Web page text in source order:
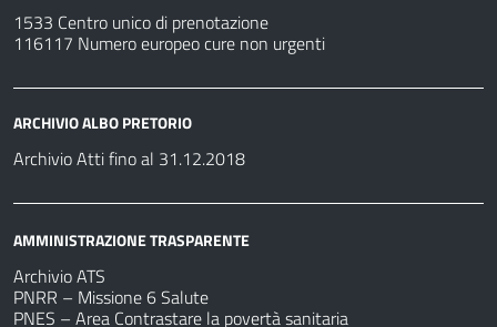
1533 Centro unico di prenotazione
116117 Numero europeo cure non urgenti
ARCHIVIO ALBO PRETORIO
Archivio Atti fino al 31.12.2018
AMMINISTRAZIONE TRASPARENTE
Archivio ATS
PNRR – Missione 6 Salute
PNES – Area Contrastare la povertà sanitaria